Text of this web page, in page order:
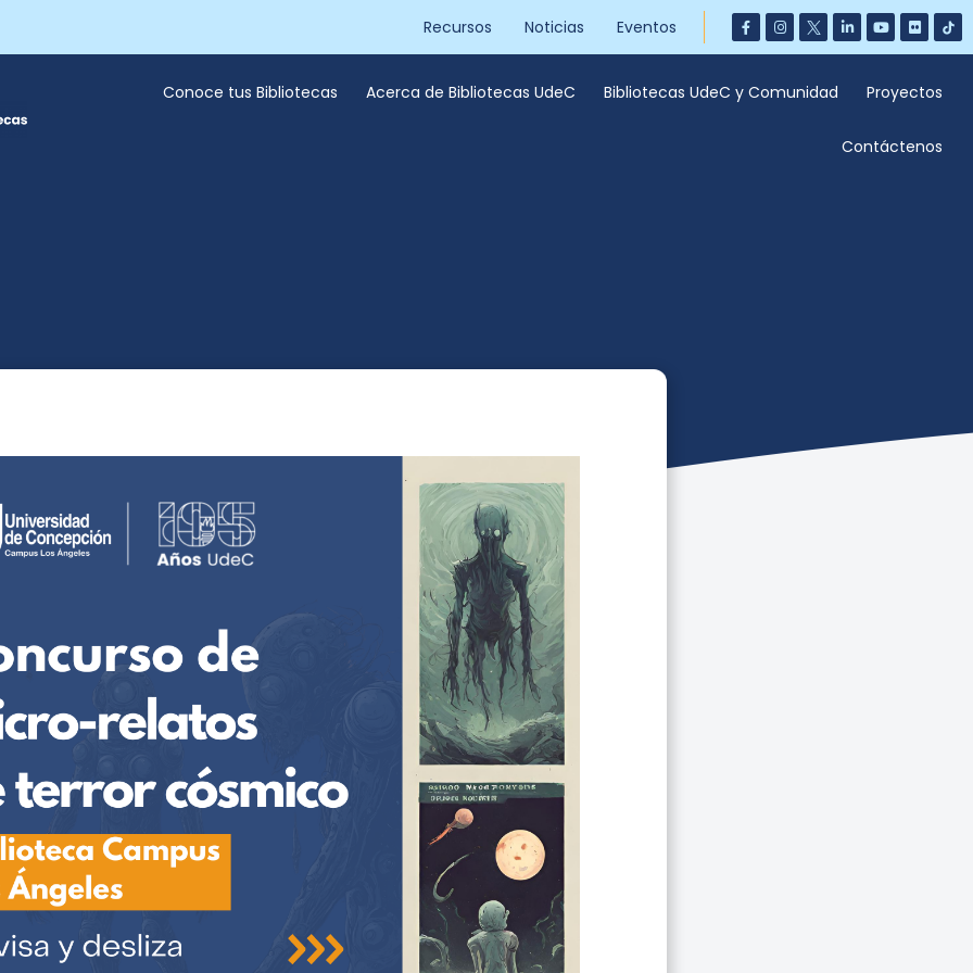
Recursos Noticias Eventos
Conoce tus Bibliotecas Acerca de Bibliotecas UdeC Bibliotecas UdeC y Comunidad Proyectos
Contáctenos